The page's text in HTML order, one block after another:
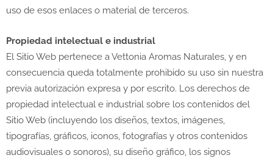
uso de esos enlaces o material de terceros.
Propiedad intelectual e industrial
El Sitio Web pertenece a Vettonia Aromas Naturales, y en
consecuencia queda totalmente prohibido su uso sin nuestra
previa autorización expresa y por escrito. Los derechos de
propiedad intelectual e industrial sobre los contenidos del
Sitio Web (incluyendo los diseños, textos, imágenes,
tipografías, gráficos, iconos, fotografías y otros contenidos
audiovisuales o sonoros), su diseño gráfico, los signos